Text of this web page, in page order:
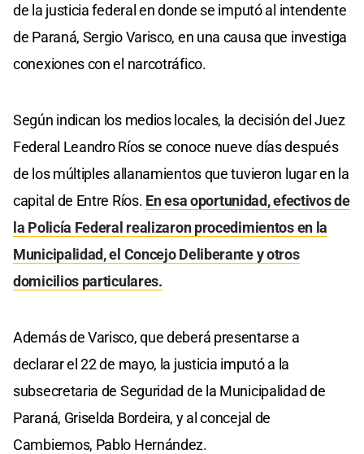
de la justicia federal en donde se imputó al intendente
de Paraná, Sergio Varisco, en una causa que investiga
conexiones con el narcotráfico.
Según indican los medios locales, la decisión del Juez
Federal Leandro Ríos se conoce nueve días después
de los múltiples allanamientos que tuvieron lugar en la
capital de Entre Ríos. En esa oportunidad, efectivos de
la Policía Federal realizaron procedimientos en la
Municipalidad, el Concejo Deliberante y otros
domicilios particulares.
Además de Varisco, que deberá presentarse a
declarar el 22 de mayo, la justicia imputó a la
subsecretaria de Seguridad de la Municipalidad de
Paraná, Griselda Bordeira, y al concejal de
Cambiemos, Pablo Hernández.